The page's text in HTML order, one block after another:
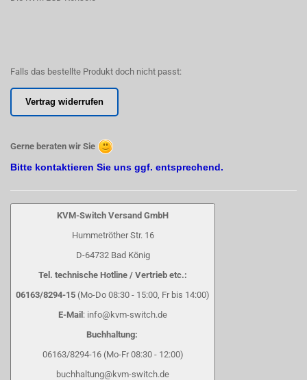
Falls das bestellte Produkt doch nicht passt:
Vertrag widerrufen
Gerne beraten wir Sie
Bitte kontaktieren Sie uns ggf. entsprechend.
KVM-Switch Versand GmbH
Hummetröther Str. 16
D-64732 Bad König
Tel. technische Hotline / Vertrieb etc.:
06163/8294-15 (Mo-Do 08:30 - 15:00, Fr bis 14:00)
E-Mail : info@kvm-switch.de
Buchhaltung:
06163/8294-16 (Mo-Fr 08:30 - 12:00)
buchhaltung@kvm-switch.de